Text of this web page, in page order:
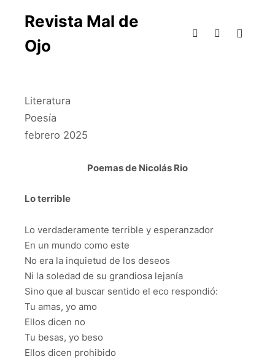
Revista Mal de
Ojo
Literatura
Poesía
febrero 2025
Poemas de Nicolás Rio
Lo terrible
Lo verdaderamente terrible y esperanzador
En un mundo como este
No era la inquietud de los deseos
Ni la soledad de su grandiosa lejanía
Sino que al buscar sentido el eco respondió:
Tu amas, yo amo
Ellos dicen no
Tu besas, yo beso
Ellos dicen prohibido